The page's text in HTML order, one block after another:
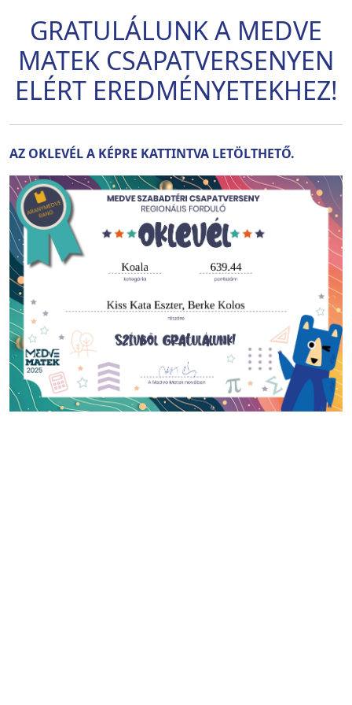
GRATULÁLUNK A MEDVE
MATEK CSAPATVERSENYEN
ELÉRT EREDMÉNYETEKHEZ!
AZ OKLEVÉL A KÉPRE KATTINTVA LETÖLTHETŐ.